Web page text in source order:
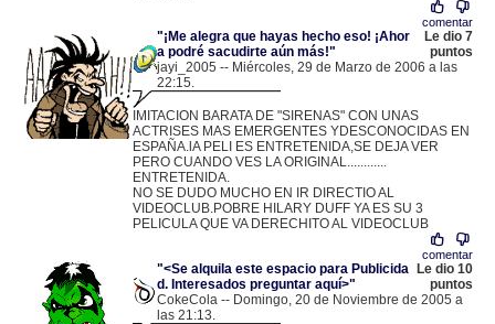
comentar
"¡Me alegra que hayas hecho eso! ¡Ahor
a podré sacudirte aún más!"
Le dio 7
puntos
jayi_2005 -- Miércoles, 29 de Marzo de 2006 a las
22:15.
IMITACION BARATA DE "SIRENAS" CON UNAS
ACTRISES MAS EMERGENTES YDESCONOCIDAS EN
ESPAÑA.lA PELI ES ENTRETENIDA,SE DEJA VER
PERO CUANDO VES LA ORIGINAL............
ENTRETENIDA.
NO SE DUDO MUCHO EN IR DIRECTIO AL
VIDEOCLUB.POBRE HILARY DUFF YA ES SU 3
PELICULA QUE VA DERECHITO AL VIDEOCLUB
comentar
"<Se alquila este espacio para Publicida
d. Interesados preguntar aquí>"
Le dio 10
puntos
CokeCola -- Domingo, 20 de Noviembre de 2005 a
las 21:13.